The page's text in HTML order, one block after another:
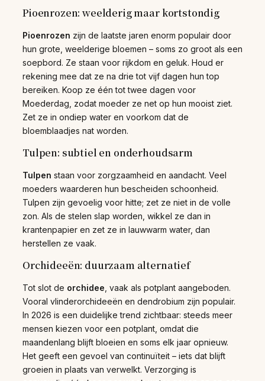
Pioenrozen: weelderig maar kortstondig
Pioenrozen zijn de laatste jaren enorm populair door
hun grote, weelderige bloemen – soms zo groot als een
soepbord. Ze staan voor rijkdom en geluk. Houd er
rekening mee dat ze na drie tot vijf dagen hun top
bereiken. Koop ze één tot twee dagen voor
Moederdag, zodat moeder ze net op hun mooist ziet.
Zet ze in ondiep water en voorkom dat de
bloemblaadjes nat worden.
Tulpen: subtiel en onderhoudsarm
Tulpen staan voor zorgzaamheid en aandacht. Veel
moeders waarderen hun bescheiden schoonheid.
Tulpen zijn gevoelig voor hitte; zet ze niet in de volle
zon. Als de stelen slap worden, wikkel ze dan in
krantenpapier en zet ze in lauwwarm water, dan
herstellen ze vaak.
Orchideeën: duurzaam alternatief
Tot slot de orchidee , vaak als potplant aangeboden.
Vooral vlinderorchideeën en dendrobium zijn populair.
In 2026 is een duidelijke trend zichtbaar: steeds meer
mensen kiezen voor een potplant, omdat die
maandenlang blijft bloeien en soms elk jaar opnieuw.
Het geeft een gevoel van continuïteit – iets dat blijft
groeien in plaats van verwelkt. Verzorging is